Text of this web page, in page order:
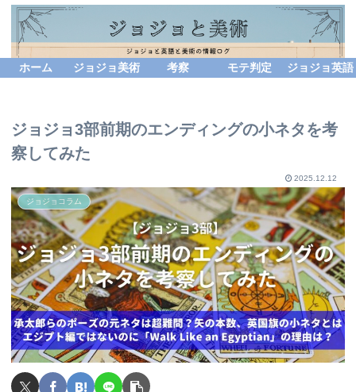
ホーム ジョジョ美術 考察 モテ判定 ジョジョ英語
ジョジョ3部前期のエンディングの小ネタを考
察してみた
2025.12.12
ジョジョコラム